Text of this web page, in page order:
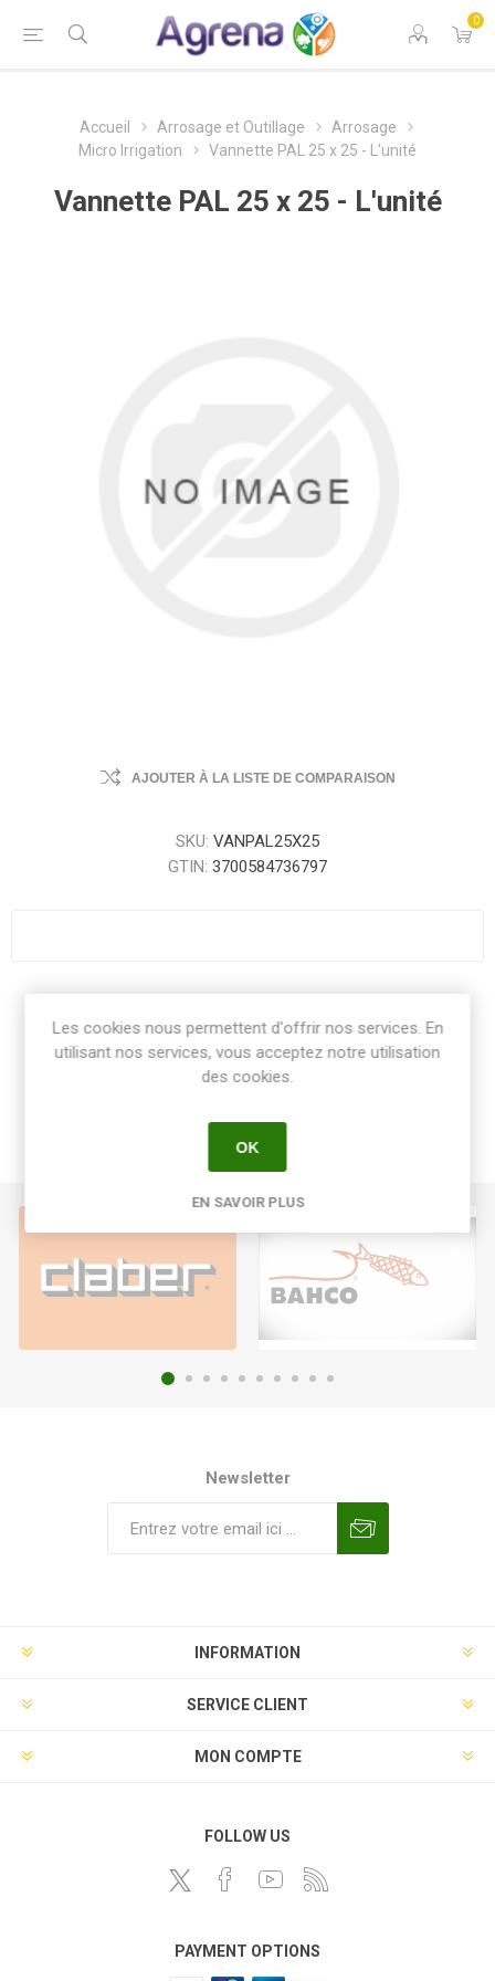
0
Accueil Arrosage et Outillage
Arrosage
Micro Irrigation
Vannette PAL 25 x 25 - L'unité
Vannette PAL 25 x 25 - L'unité
AJOUTER À LA LISTE DE COMPARAISON
SKU: VANPAL25X25
GTIN: 3700584736797
Newsletter
INFORMATION
SERVICE CLIENT
MON COMPTE
FOLLOW US
PAYMENT OPTIONS
Les cookies nous permettent d'offrir nos services. En
utilisant nos services, vous acceptez notre utilisation
des cookies.
OK
EN SAVOIR PLUS